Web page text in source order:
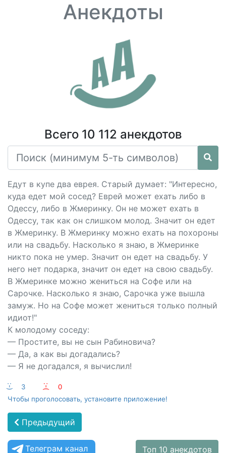
Анекдоты
Всего 10 112 анекдотов
Едут в купе два еврея. Старый думает: "Интересно,
куда едет мой сосед? Еврей может ехать либо в
Одессу, либо в Жмеринку. Он не может ехать в
Одессу, так как он слишком молод. Значит он едет
в Жмеринку. В Жмеринку можно ехать на похороны
или на свадьбу. Насколько я знаю, в Жмеринке
никто пока не умер. Значит он едет на свадьбу. У
него нет подарка, значит он едет на свою свадьбу.
В Жмеринке можно жениться на Софе или на
Сарочке. Насколько я знаю, Сарочка уже вышла
замуж. Но на Софе может жениться только полный
идиот!"
К молодому соседу:
— Простите, вы не сын Рабиновича?
— Да, а как вы догадались?
— Я не догадался, я вычислил!
:-) 3 :-(
0
Чтобы проголосовать, установите приложение!
Предыдущий
Телеграм канал Топ 10 анекдотов